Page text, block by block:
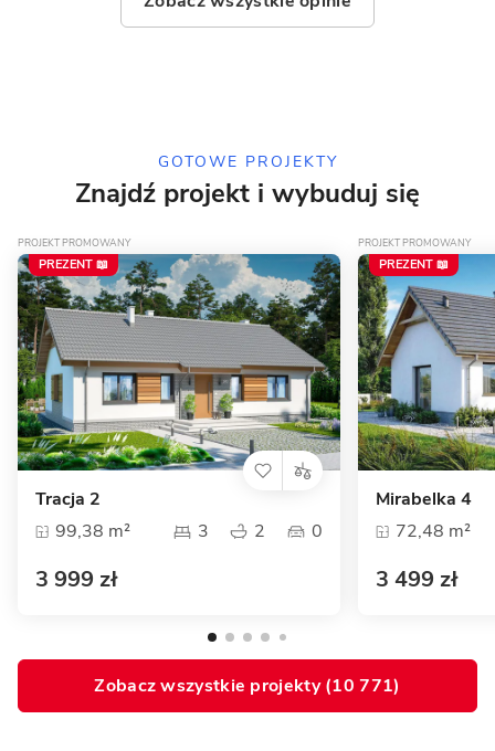
GOTOWE PROJEKTY
Znajdź projekt i wybuduj się
PROJEKT PROMOWANY
PREZENT 📖
Tracja 2
99,38 m²
3 2 0
3 999 zł
PROJEKT PROMOWANY
PREZENT 📖
Mirabelka 4
72,48 m²
3 499 zł
Zobacz wszystkie projekty (10 771)